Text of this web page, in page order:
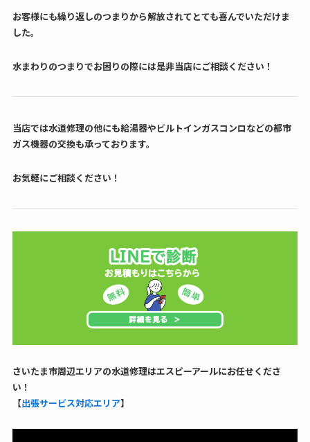
お客様にも繰り返しのつまりから解放されてとても喜んでいただけま
した。
水まわりのつまりでお困りの際には是非当店にご相談ください！
当店では水道修理の他にも給湯器やビルトインガスコンロなどの都市
ガス機器の交換も承っております。
お気軽にご相談ください！
さいたま市周辺エリアの水道修理はエスピーアールにお任せくださ
い！
【出張サービス対応エリア】